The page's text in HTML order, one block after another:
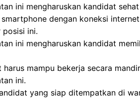
ini mengharuskan kandidat
dengan koneksi
posisi ini.
ini mengharuskan kandidat
harus mampu bekerja secara
ini.
yang siap ditempatkan di